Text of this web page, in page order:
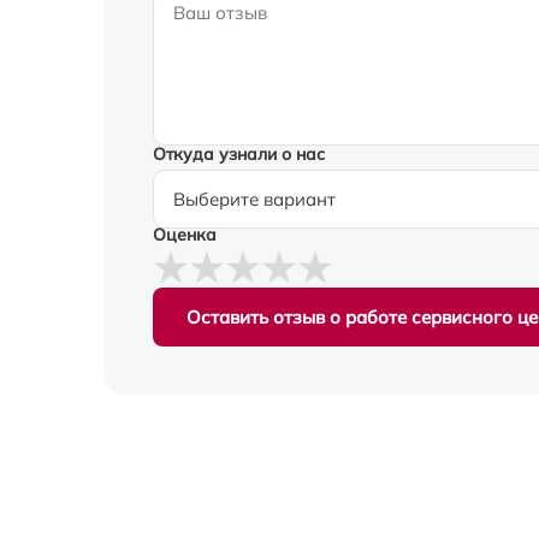
Откуда узнали о нас
Оценка
Оставить отзыв о работе сервисного